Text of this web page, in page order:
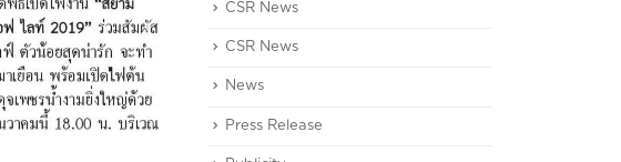
CSR News
CSR News
News
Press Release